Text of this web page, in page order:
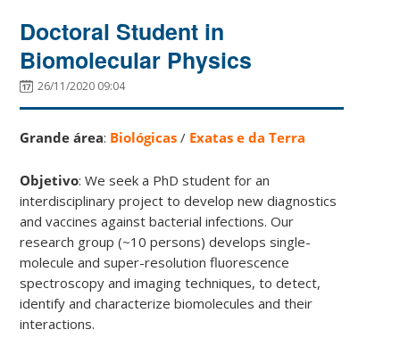
Doctoral Student in
Biomolecular Physics
26/11/2020 09:04
Grande área: Biológicas / Exatas e da Terra
Objetivo: We seek a PhD student for an
interdisciplinary project to develop new diagnostics
and vaccines against bacterial infections. Our
research group (~10 persons) develops single-
molecule and super-resolution fluorescence
spectroscopy and imaging techniques, to detect,
identify and characterize biomolecules and their
interactions.